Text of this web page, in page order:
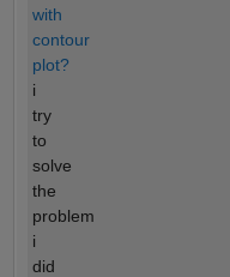
with
contour
plot?
i
try
to
solve
the
problem
i
did